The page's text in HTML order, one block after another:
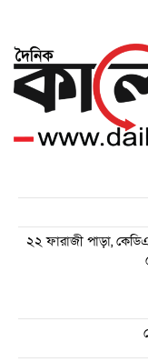
২২ ফারাজী পাড়া,